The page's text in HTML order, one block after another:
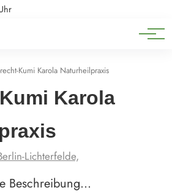
Kumi Karola Naturheilpraxis
Karola
Lichterfelde,
Beschreibung…